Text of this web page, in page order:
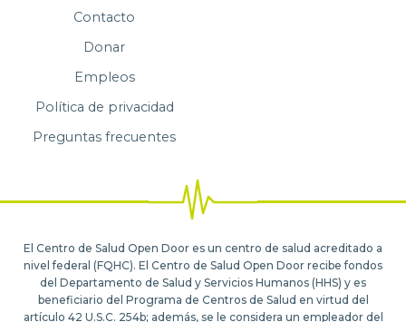
Contacto
Donar
Empleos
Política de privacidad
Preguntas frecuentes
El Centro de Salud Open Door es un centro de salud acreditado a
nivel federal (FQHC). El Centro de Salud Open Door recibe fondos
del Departamento de Salud y Servicios Humanos (HHS) y es
beneficiario del Programa de Centros de Salud en virtud del
artículo 42 U.S.C. 254b; además, se le considera un empleador del